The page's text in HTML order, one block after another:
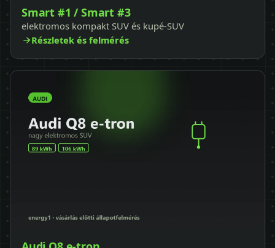
Smart #1 / Smart #3
elektromos kompakt SUV és kupé-SUV
Részletek és felmérés